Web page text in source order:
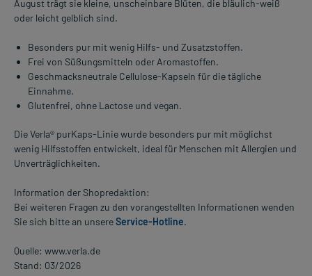
August trägt sie kleine, unscheinbare Blüten, die bläulich-weiß
oder leicht gelblich sind.
Besonders pur mit wenig Hilfs- und Zusatzstoffen.
Frei von Süßungsmitteln oder Aromastoffen.
Geschmacksneutrale Cellulose-Kapseln für die tägliche
Einnahme.
Glutenfrei, ohne Lactose und vegan.
Die Verla® purKaps-Linie wurde besonders pur mit möglichst
wenig Hilfsstoffen entwickelt, ideal für Menschen mit Allergien und
Unverträglichkeiten.
Information der Shopredaktion:
Bei weiteren Fragen zu den vorangestellten Informationen wenden
Sie sich bitte an unsereService-Hotline.
Quelle: www.verla.de
Stand: 03/2026